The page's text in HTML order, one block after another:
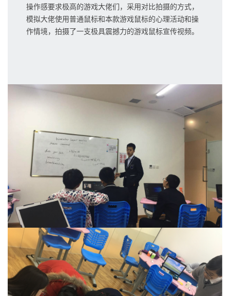
操作感要求极高的游戏大佬们，采用对比拍摄的方式，
模拟大佬使用普通鼠标和本款游戏鼠标的心理活动和操
作情境，拍摄了一支极具震撼力的游戏鼠标宣传视频。